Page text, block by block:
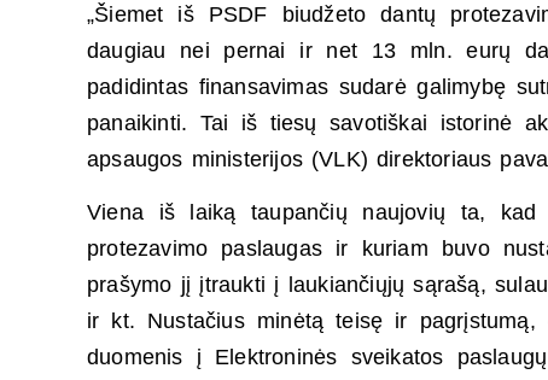
„Šiemet iš PSDF biudžeto dantų
daugiau nei pernai ir net 13 mln. eurų
padidintas finansavimas sudarė galimybę
panaikinti. Tai iš tiesų savotiškai istorinė
apsaugos ministerijos (VLK) direktoriaus
Viena iš laiką taupančių naujovių ta, kad
protezavimo paslaugas ir kuriam buvo
prašymo jį įtraukti į laukiančiųjų sąrašą,
ir kt. Nustačius minėtą teisę ir
duomenis į Elektroninės sveikatos